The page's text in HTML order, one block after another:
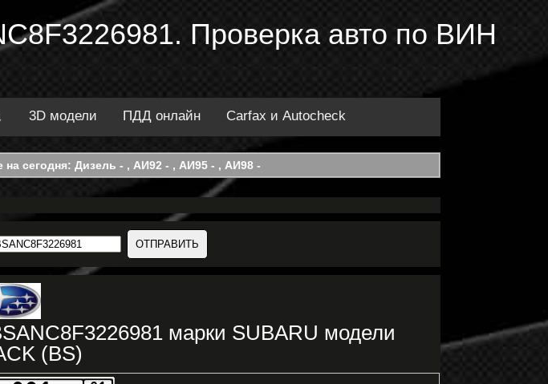
Проверка авто по ВИН
3D модели ПДД онлайн Carfax и Autocheck
на сегодня: Дизель - , АИ92 - , АИ95 - , АИ98 -
марки SUBARU модели
(BS)